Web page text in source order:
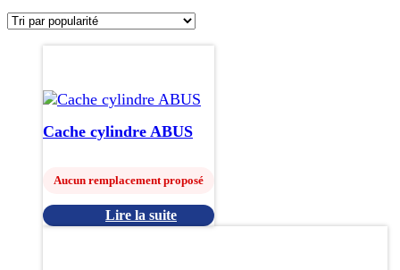
Cache cylindre ABUS
Aucun remplacement proposé
Lire la suite